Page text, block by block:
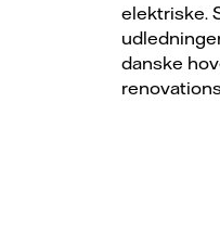
elektriske.
danske